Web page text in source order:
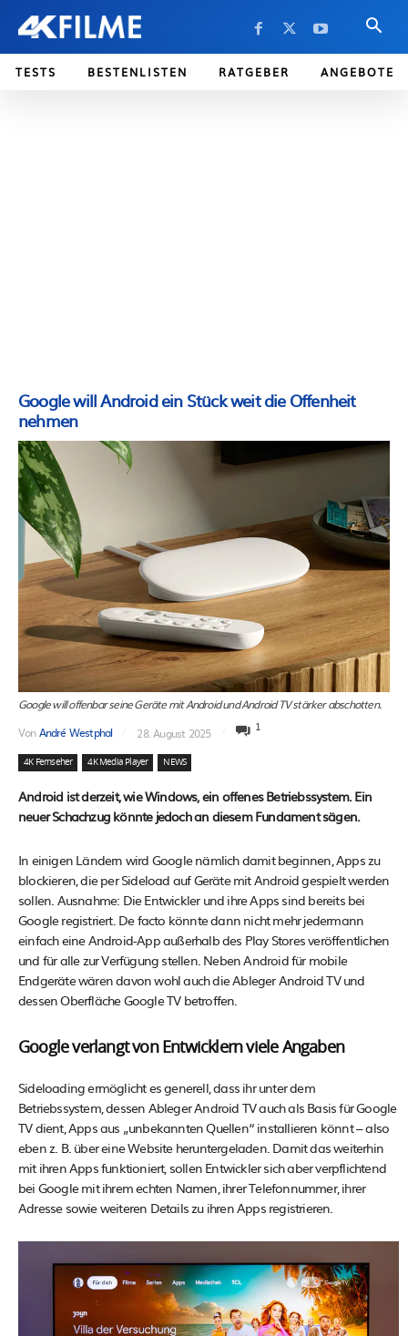
TESTS BESTENLISTEN RATGEBER ANGEBOTE
Google will Android ein Stück weit die Offenheit
nehmen
Google will offenbar seine Geräte mit Android und Android TV stärker abschotten.
VonAndré Westphal 28. August 2025 1
4K Fernseher 4K Media Player NEWS
Android ist derzeit, wie Windows, ein offenes Betriebssystem. Ein
neuer Schachzug könnte jedoch an diesem Fundament sägen.
In einigen Ländern wird Google nämlich damit beginnen, Apps zu
blockieren, die per Sideload auf Geräte mit Android gespielt werden
sollen. Ausnahme: Die Entwickler und ihre Apps sind bereits bei
Google registriert. De facto könnte dann nicht mehr jedermann
einfach eine Android-App außerhalb des Play Stores veröffentlichen
und für alle zur Verfügung stellen. Neben Android für mobile
Endgeräte wären davon wohl auch die Ableger Android TV und
dessen Oberfläche Google TV betroffen.
Google verlangt von Entwicklern viele Angaben
Sideloading ermöglicht es generell, dass ihr unter dem
Betriebssystem, dessen Ableger Android TV auch als Basis für Google
TV dient, Apps aus „unbekannten Quellen“ installieren könnt – also
eben z. B. über eine Website heruntergeladen. Damit das weiterhin
mit ihren Apps funktioniert, sollen Entwickler sich aber verpflichtend
bei Google mit ihrem echten Namen, ihrer Telefonnummer, ihrer
Adresse sowie weiteren Details zu ihren Apps registrieren.